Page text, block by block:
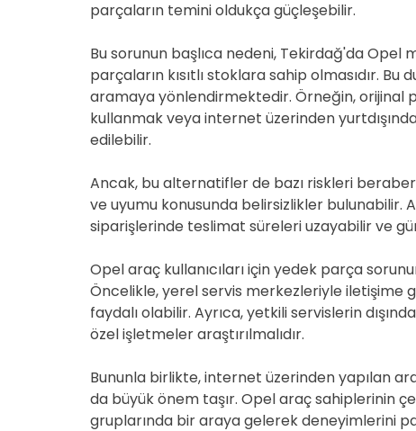
parçaların temini oldukça güçleşebilir.
Bu sorunun başlıca nedeni, Tekirdağ'da Opel
parçaların kısıtlı stoklara sahip olmasıdır.
aramaya yönlendirmektedir. Örneğin, orijinal
kullanmak veya internet üzerinden
edilebilir.
Ancak, bu alternatifler de bazı riskleri
ve uyumu konusunda belirsizlikler bulunabilir.
siparişlerinde teslimat süreleri uzayabilir ve
Opel araç kullanıcıları için yedek parça
Öncelikle, yerel servis merkezleriyle iletişime
faydalı olabilir. Ayrıca, yetkili servislerin
özel işletmeler araştırılmalıdır.
Bununla birlikte, internet üzerinden yapılan
da büyük önem taşır. Opel araç sahiplerinin
gruplarında bir araya gelerek deneyimlerini